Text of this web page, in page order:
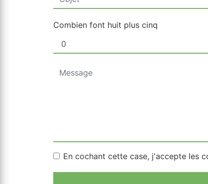
Combien font huit plus cinq
En cochant cette case, j'accepte les